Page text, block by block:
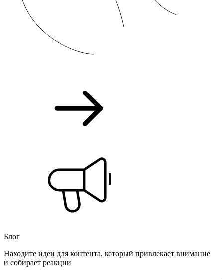
Блог
Находите идеи для контента, который привлекает внимание
и собирает реакции